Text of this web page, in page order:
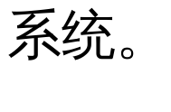
系统。